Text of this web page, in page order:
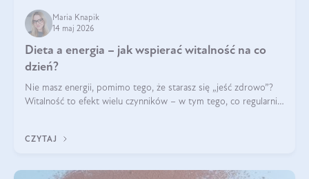
Maria Knapik
14 maj 2026
Dieta a energia – jak wspierać witalność na co
dzień?
Nie masz energii, pomimo tego, że starasz się „jeść zdrowo”?
Witalność to efekt wielu czynników – w tym tego, co regularnie
CZYTAJ